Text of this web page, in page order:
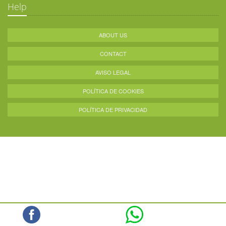
Help
ABOUT US
CONTACT
AVISO LEGAL
POLÍTICA DE COOKIES
POLÍTICA DE PRIVACIDAD